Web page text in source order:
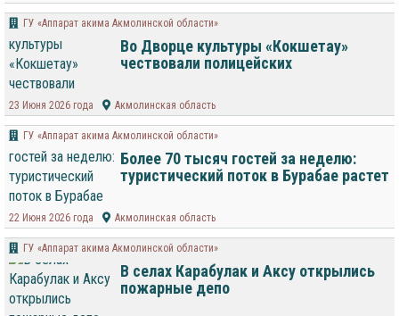
ГУ «Аппарат акима Акмолинской области»
Во Дворце культуры «Кокшетау»
чествовали полицейских
23 Июня 2026 года Акмолинская область
ГУ «Аппарат акима Акмолинской области»
Более 70 тысяч гостей за неделю:
туристический поток в Бурабае растет
22 Июня 2026 года Акмолинская область
ГУ «Аппарат акима Акмолинской области»
В селах Карабулак и Аксу открылись
пожарные депо